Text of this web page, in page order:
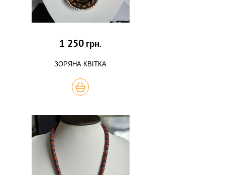
1 250 грн.
ЗОРЯНА КВІТКА
КУПИТЬ